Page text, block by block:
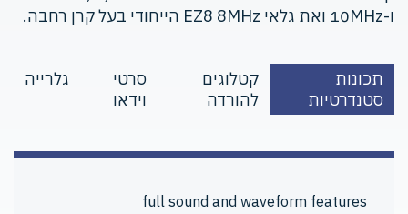
ו-10MHz ואת גלאי EZ8 8MHz הייחודי בעל קרן רחבה.
תכונות
סטנדרטיות
קטלוגים
להורדה
סרטי
וידאו
גלרייה
full sound and waveform features